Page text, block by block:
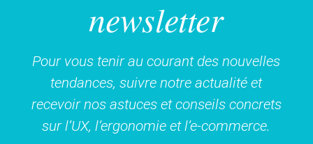
newsletter
Pour vous tenir au courant des nouvelles
tendances, suivre notre actualité et
recevoir nos astuces et conseils concrets
sur l’UX, l’ergonomie et l’e-commerce.